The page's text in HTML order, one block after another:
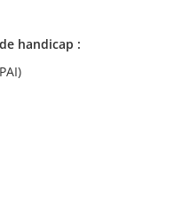
handicap :